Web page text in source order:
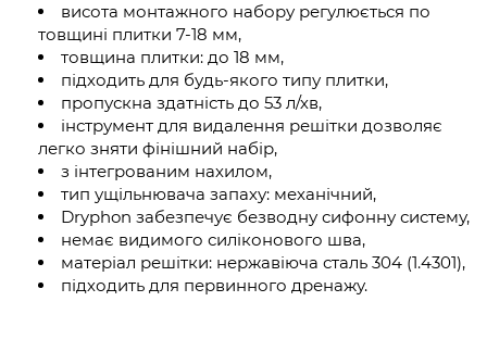
висота монтажного набору регулюється по
товщині плитки 7-18 мм,
товщина плитки: до 18 мм,
підходить для будь-якого типу плитки,
пропускна здатність до 53 л/хв,
інструмент для видалення решітки дозволяє
легко зняти фінішний набір,
з інтегрованим нахилом,
тип ущільнювача запаху: механічний,
Dryphon забезпечує безводну сифонну систему,
немає видимого силіконового шва,
матеріал решітки: нержавіюча сталь 304 (1.4301),
підходить для первинного дренажу.